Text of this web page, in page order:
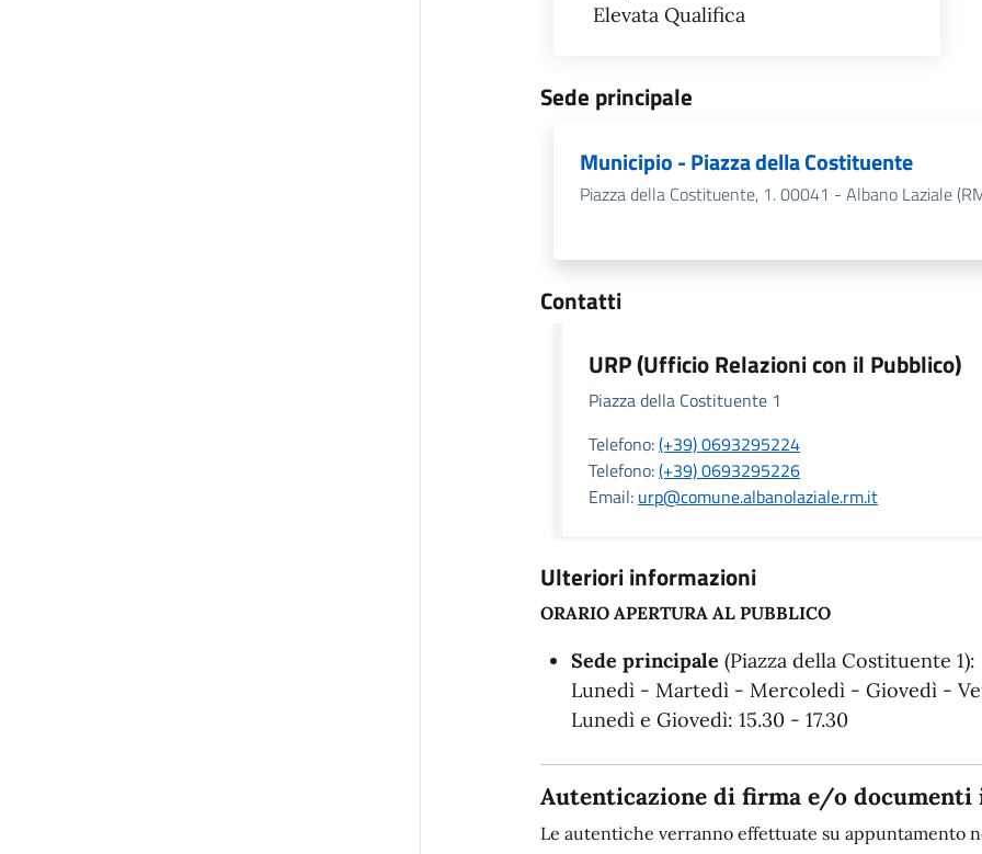
Elevata Qualifica
Sede principale
Municipio - Piazza della Costituente
Piazza della Costituente, 1. 00041 - Albano Laziale
Contatti
URP (Ufficio Relazioni con il Pubblico)
Piazza della Costituente 1
Telefono:(+39) 0693295224
Telefono:(+39) 0693295226
Email: urp@comune.albanolaziale.rm.it
Ulteriori informazioni
ORARIO APERTURA AL PUBBLICO
Sede principale (Piazza della Costituente 1):
Lunedì - Martedì - Mercoledì - Giovedì -
Lunedì e Giovedì: 15.30 - 17.30
Autenticazione di firma e/o documenti
Le autentiche verranno effettuate su appuntamento